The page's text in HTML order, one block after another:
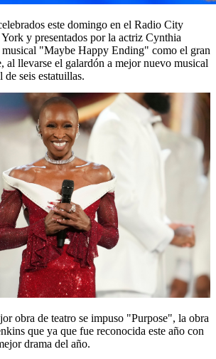
este domingo en el Radio City
y presentados por la actriz Cynthia
"Maybe Happy Ending" como el gran
al llevarse el galardón a mejor nuevo musical
seis estatuillas.
obra de teatro se impuso "Purpose", la obra
que ya que fue reconocida este año con
drama del año.